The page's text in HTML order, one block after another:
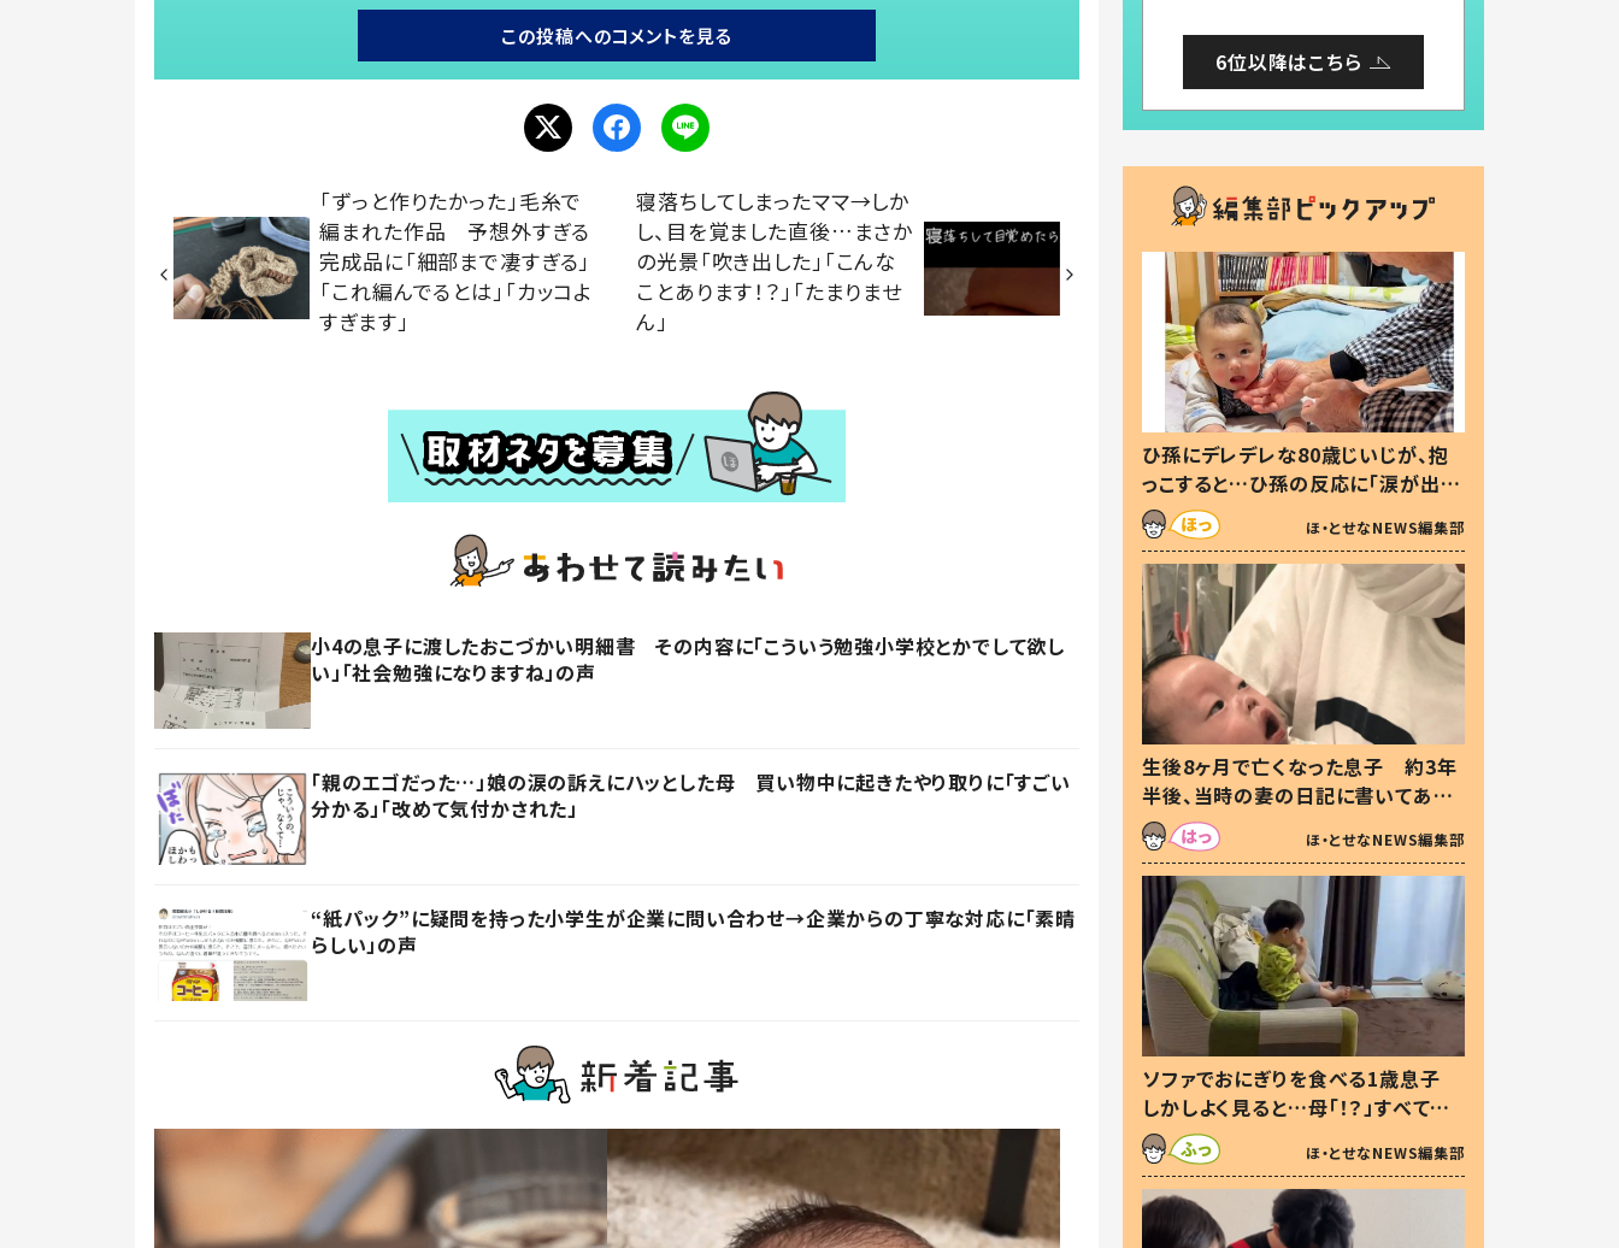
この投稿へのコメントを見る
「ずっと作りたかった」毛糸で
編まれた作品 予想外すぎる
完成品に「細部まで凄すぎる」
「これ編んでるとは」「カッコよ
すぎます」
寝落ちしてしまったママ→しか
し、目を覚ました直後…まさか
の光景「吹き出した」「こんな
ことあります！？」「たまりませ
ん」
小4の息子に渡したおこづかい明細書 その内容に「こういう勉強小学校とかでして欲し
い」「社会勉強になりますね」の声
「親のエゴだった…」娘の涙の訴えにハッとした母 買い物中に起きたやり取りに「すごい
分かる」「改めて気付かされた」
“紙パック”に疑問を持った小学生が企業に問い合わせ→企業からの丁寧な対応に「素晴
らしい」の声
6位以降はこちら
ひ孫にデレデレな80歳じいじが、抱
っこすると…ひ孫の反応に「涙が出ま
した」「可愛くて仕方ない」
ほ・とせなNEWS編集部
生後8ヶ月で亡くなった息子 約3年
半後、当時の妻の日記に書いてあっ
た本音とは
ほ・とせなNEWS編集部
ソファでおにぎりを食べる1歳息子
しかしよく見ると…母「！？」すべてを
察した母の投稿に「可愛いから許
す！」「現行犯〜」
ほ・とせなNEWS編集部